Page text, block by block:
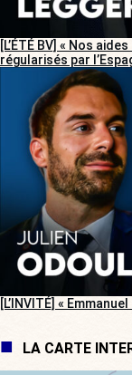
[L’ÉTÉ BV] « Nos
régularisés par
[L’INVITÉ] «
LA CARTE